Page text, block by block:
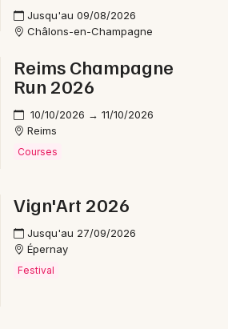
Marne
Jusqu'au 09/08/2026
Châlons-en-Champagne
Reims Champagne
Run 2026
10/10/2026 → 11/10/2026
Reims
Courses
Vign'Art 2026
Jusqu'au 27/09/2026
Épernay
Festival